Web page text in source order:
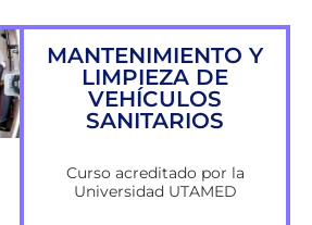
MANTENIMIENTO Y
LIMPIEZA DE
VEHÍCULOS
SANITARIOS
Curso acreditado por la
Universidad UTAMED